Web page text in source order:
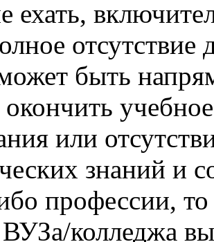
ехать,
быть
окончить
или
знаний и
профессии,
колледжа